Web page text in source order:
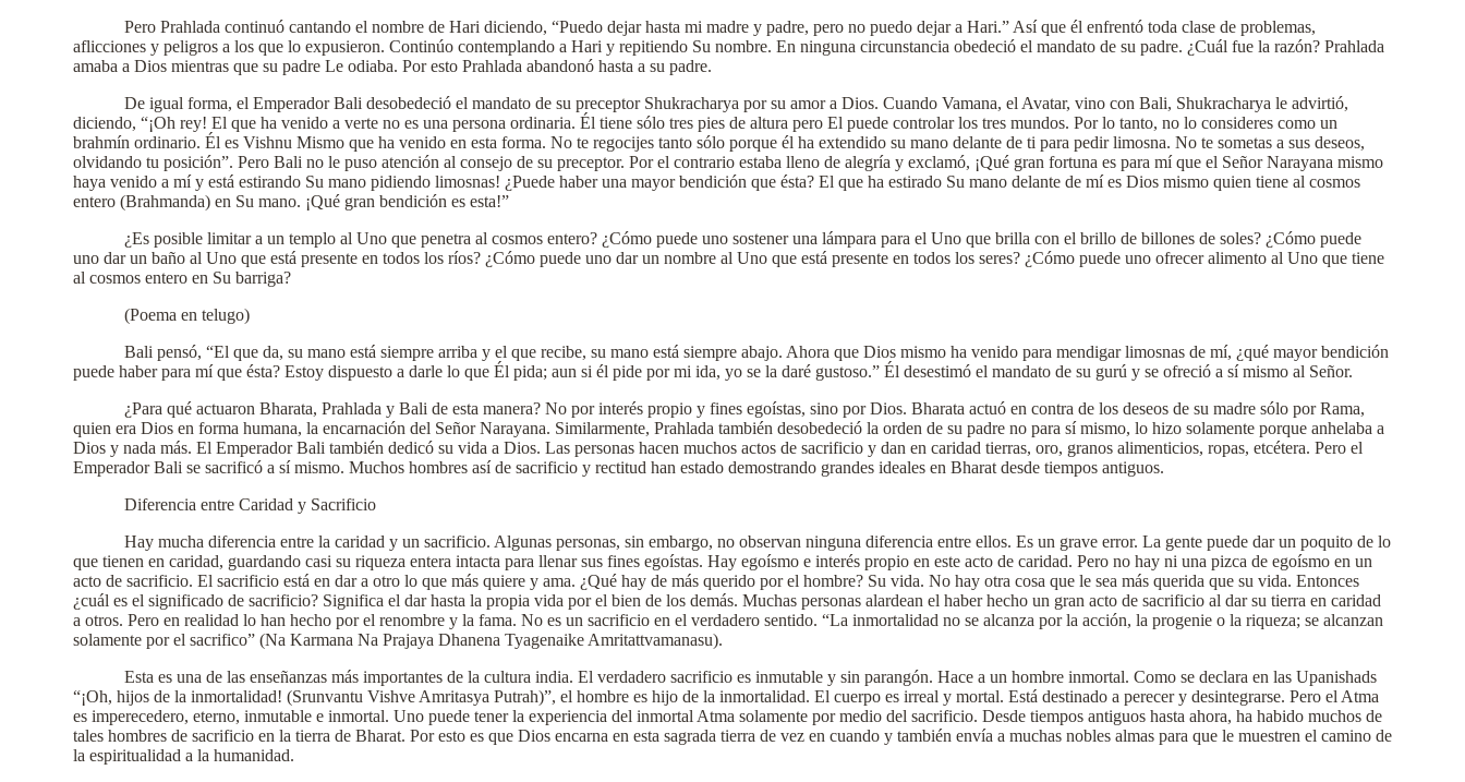
Pero Prahlada continuó cantando el nombre de Hari diciendo, “Puedo dejar hasta mi madre y padre, pero no puedo dejar a Hari.” Así que él enfrentó toda clase de problemas,
aflicciones y peligros a los que lo expusieron. Continúo contemplando a Hari y repitiendo Su nombre. En ninguna circunstancia obedeció el mandato de su padre. ¿Cuál fue la razón? Prahlada
amaba a Dios mientras que su padre Le odiaba. Por esto Prahlada abandonó hasta a su padre.
De igual forma, el Emperador Bali desobedeció el mandato de su preceptor Shukracharya por su amor a Dios. Cuando Vamana, el Avatar, vino con Bali, Shukracharya le advirtió,
diciendo, “¡Oh rey! El que ha venido a verte no es una persona ordinaria. Él tiene sólo tres pies de altura pero El puede controlar los tres mundos. Por lo tanto, no lo consideres como un
brahmín ordinario. Él es Vishnu Mismo que ha venido en esta forma. No te regocijes tanto sólo porque él ha extendido su mano delante de ti para pedir limosna. No te sometas a sus deseos,
olvidando tu posición”. Pero Bali no le puso atención al consejo de su preceptor. Por el contrario estaba lleno de alegría y exclamó, ¡Qué gran fortuna es para mí que el Señor Narayana mismo
haya venido a mí y está estirando Su mano pidiendo limosnas! ¿Puede haber una mayor bendición que ésta? El que ha estirado Su mano delante de mí es Dios mismo quien tiene al cosmos
entero (Brahmanda) en Su mano. ¡Qué gran bendición es esta!”
¿Es posible limitar a un templo al Uno que penetra al cosmos entero? ¿Cómo puede uno sostener una lámpara para el Uno que brilla con el brillo de billones de soles? ¿Cómo puede
uno dar un baño al Uno que está presente en todos los ríos? ¿Cómo puede uno dar un nombre al Uno que está presente en todos los seres? ¿Cómo puede uno ofrecer alimento al Uno que tiene
al cosmos entero en Su barriga?
(Poema en telugo)
Bali pensó, “El que da, su mano está siempre arriba y el que recibe, su mano está siempre abajo. Ahora que Dios mismo ha venido para mendigar limosnas de mí, ¿qué mayor bendición
puede haber para mí que ésta? Estoy dispuesto a darle lo que Él pida; aun si él pide por mi ida, yo se la daré gustoso.” Él desestimó el mandato de su gurú y se ofreció a sí mismo al Señor.
¿Para qué actuaron Bharata, Prahlada y Bali de esta manera? No por interés propio y fines egoístas, sino por Dios. Bharata actuó en contra de los deseos de su madre sólo por Rama,
quien era Dios en forma humana, la encarnación del Señor Narayana. Similarmente, Prahlada también desobedeció la orden de su padre no para sí mismo, lo hizo solamente porque anhelaba a
Dios y nada más. El Emperador Bali también dedicó su vida a Dios. Las personas hacen muchos actos de sacrificio y dan en caridad tierras, oro, granos alimenticios, ropas, etcétera. Pero el
Emperador Bali se sacrificó a sí mismo. Muchos hombres así de sacrificio y rectitud han estado demostrando grandes ideales en Bharat desde tiempos antiguos.
Diferencia entre Caridad y Sacrificio
Hay mucha diferencia entre la caridad y un sacrificio. Algunas personas, sin embargo, no observan ninguna diferencia entre ellos. Es un grave error. La gente puede dar un poquito de lo
que tienen en caridad, guardando casi su riqueza entera intacta para llenar sus fines egoístas. Hay egoísmo e interés propio en este acto de caridad. Pero no hay ni una pizca de egoísmo en un
acto de sacrificio. El sacrificio está en dar a otro lo que más quiere y ama. ¿Qué hay de más querido por el hombre? Su vida. No hay otra cosa que le sea más querida que su vida. Entonces
¿cuál es el significado de sacrificio? Significa el dar hasta la propia vida por el bien de los demás. Muchas personas alardean el haber hecho un gran acto de sacrificio al dar su tierra en caridad
a otros. Pero en realidad lo han hecho por el renombre y la fama. No es un sacrificio en el verdadero sentido. “La inmortalidad no se alcanza por la acción, la progenie o la riqueza; se alcanzan
solamente por el sacrifico” (Na Karmana Na Prajaya Dhanena Tyagenaike Amritattvamanasu).
Esta es una de las enseñanzas más importantes de la cultura india. El verdadero sacrificio es inmutable y sin parangón. Hace a un hombre inmortal. Como se declara en las Upanishads
“¡Oh, hijos de la inmortalidad! (Srunvantu Vishve Amritasya Putrah)”, el hombre es hijo de la inmortalidad. El cuerpo es irreal y mortal. Está destinado a perecer y desintegrarse. Pero el Atma
es imperecedero, eterno, inmutable e inmortal. Uno puede tener la experiencia del inmortal Atma solamente por medio del sacrificio. Desde tiempos antiguos hasta ahora, ha habido muchos de
tales hombres de sacrificio en la tierra de Bharat. Por esto es que Dios encarna en esta sagrada tierra de vez en cuando y también envía a muchas nobles almas para que le muestren el camino de
la espiritualidad a la humanidad.